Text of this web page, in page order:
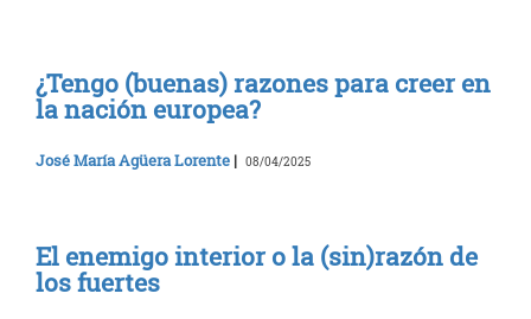
¿Tengo (buenas) razones para creer en
la nación europea?
José María Agüera Lorente | 08/04/2025
El enemigo interior o la (sin)razón de
los fuertes